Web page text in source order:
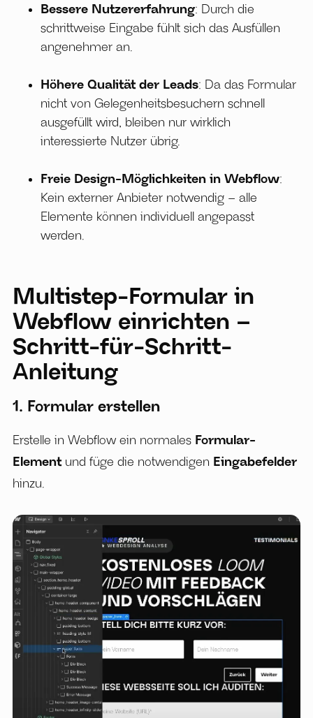
Bessere Nutzererfahrung: Durch die
schrittweise Eingabe fühlt sich das Ausfüllen
angenehmer an.
Höhere Qualität der Leads: Da das Formular
nicht von Gelegenheitsbesuchern schnell
ausgefüllt wird, bleiben nur wirklich
interessierte Nutzer übrig.
Freie Design-Möglichkeiten in Webflow:
Kein externer Anbieter notwendig – alle
Elemente können individuell angepasst
werden.
Multistep-Formular in
Webflow einrichten –
Schritt-für-Schritt-
Anleitung
1. Formular erstellen
Erstelle in Webflow ein normales Formular-
Element und füge die notwendigen Eingabefelder
hinzu.